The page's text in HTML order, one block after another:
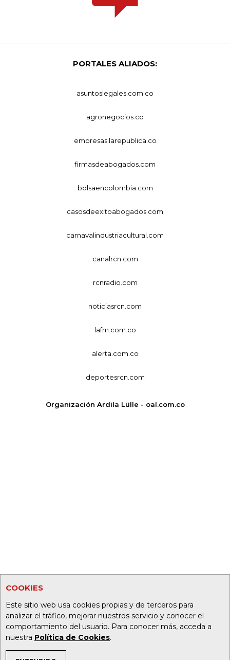
COOKIES
Este sitio web usa cookies propias y de terceros para
analizar el tráfico, mejorar nuestros servicio y conocer el
comportamiento del usuario. Para conocer más, acceda a
nuestra Política de Cookies.
PORTALES ALIADOS:
asuntoslegales.com.co
agronegocios.co
empresas.larepublica.co
firmasdeabogados.com
bolsaencolombia.com
casosdeexitoabogados.com
carnavalindustriacultural.com
canalrcn.com
rcnradio.com
noticiasrcn.com
lafm.com.co
alerta.com.co
deportesrcn.com
Organización Ardila Lülle - oal.com.co